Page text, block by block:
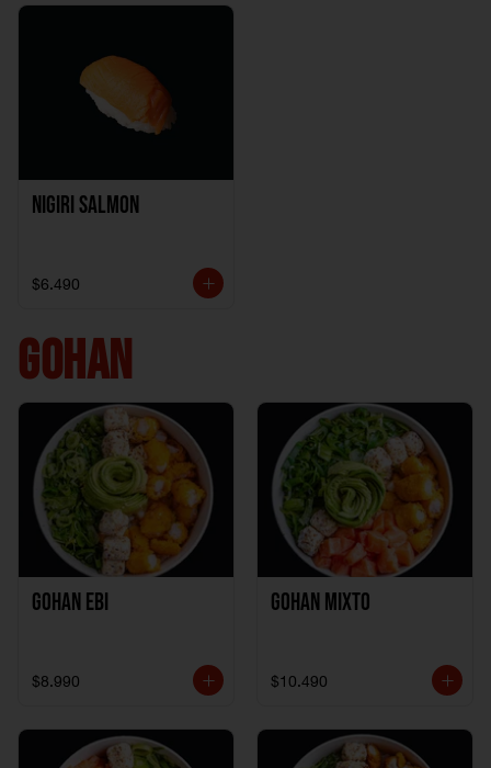
Nigiri Salmon
$6.490
GOHAN
Gohan Ebi
$8.990
Gohan Mixto
$10.490